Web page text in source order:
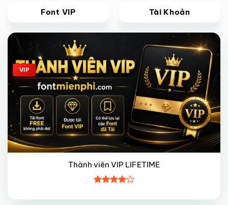
Font VIP Tài Khoản
Giảm giá!
VIP
Thành viên VIP LIFETIME
xếp hạng